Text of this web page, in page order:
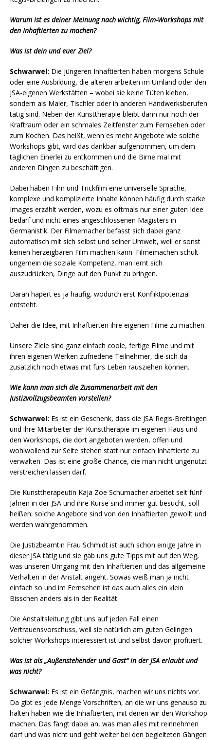
Warum ist es deiner Meinung nach wichtig, Film-Workshops mit
den Inhaftierten zu machen?
Was ist dein und euer Ziel?
Schwarwel: Die jüngeren Inhaftierten haben morgens Schule
oder eine Ausbildung, die älteren arbeiten im Umland oder den
JSA-eigenen Werkstätten – wobei sie keine Tüten kleben,
sondern als Maler, Tischler oder in anderen Handwerksberufen
tätig sind. Neben der Kunsttherapie bleibt dann nur noch der
Kraftraum oder ein schmales Zeitfenster zum Fernsehen oder
zum Kochen. Das heißt, wenn es mehr Angebote wie solche
Workshops gibt, wird das dankbar aufgenommen, um dem
täglichen Einerlei zu entkommen und die Birne mal mit
anderen Dingen zu beschäftigen.
Dabei haben Film und Trickfilm eine universelle Sprache,
komplexe und komplizierte Inhalte können häufig durch starke
Images erzählt werden, wozu es oftmals nur einer guten Idee
bedarf und nicht eines angeschlossenen Magisters in
Germanistik. Der Filmemacher befasst sich dabei ganz
automatisch mit sich selbst und seiner Umwelt, weil er sonst
keinen herzeigbaren Film machen kann. Filmemachen schult
ungemein die soziale Kompetenz, man lernt sich
auszudrücken, Dinge auf den Punkt zu bringen.
Daran hapert es ja häufig, wodurch erst Konfliktpotenzial
entsteht.
Daher die Idee, mit Inhaftierten ihre eigenen Filme zu machen.
Unsere Ziele sind ganz einfach coole, fertige Filme und mit
ihren eigenen Werken zufriedene Teilnehmer, die sich da
zusätzlich noch etwas mit fürs Leben rausziehen können.
Wie kann man sich die Zusammenarbeit mit den
Justizvollzugsbeamten vorstellen?
Schwarwel: Es ist ein Geschenk, dass die JSA Regis-Breitingen
und ihre Mitarbeiter der Kunsttherapie im eigenen Haus und
den Workshops, die dort angeboten werden, offen und
wohlwollend zur Seite stehen statt nur einfach Inhaftierte zu
verwalten. Das ist eine große Chance, die man nicht ungenutzt
verstreichen lassen darf.
Die Kunsttherapeutin Kaja Zoe Schumacher arbeitet seit fünf
Jahren in der JSA und ihre Kurse sind immer gut besucht, soll
heißen: solche Angebote sind von den Inhaftierten gewollt und
werden wahrgenommen.
Die Justizbeamtin Frau Schmidt ist auch schon einige Jahre in
dieser JSA tätig und sie gab uns gute Tipps mit auf den Weg,
was unseren Umgang mit den Inhaftierten und das allgemeine
Verhalten in der Anstalt angeht. Sowas weiß man ja nicht
einfach so und im Fernsehen ist das auch alles ein klein
Bisschen anders als in der Realität.
Die Anstaltsleitung gibt uns auf jeden Fall einen
Vertrauensvorschuss, weil sie natürlich am guten Gelingen
solcher Workshops interessiert ist und selbst davon profitiert.
Was ist als „Außenstehender und Gast“ in der JSA erlaubt und
was nicht?
Schwarwel: Es ist ein Gefängnis, machen wir uns nichts vor.
Da gibt es jede Menge Vorschriften, an die wir uns genauso zu
halten haben wie die Inhaftierten, mit denen wir den Workshop
machen. Das fängt dabei an, was man alles mit reinnehmen
darf und was nicht und geht weiter bei den begleiteten Gängen